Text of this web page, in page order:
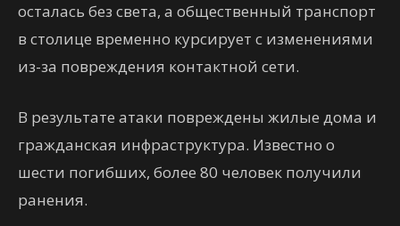
осталась без света, а общественный транспорт
в столице временно курсирует с изменениями
из-за повреждения контактной сети.
В результате атаки повреждены жилые дома и
гражданская инфраструктура. Известно о
шести погибших, более 80 человек получили
ранения.